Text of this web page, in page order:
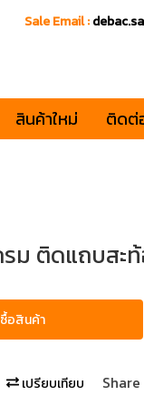
Sale Email :
สินค้าใหม่ ติดต่
รม ติดแถบสะ
อสินค้า
เปรียบเทียบ Share